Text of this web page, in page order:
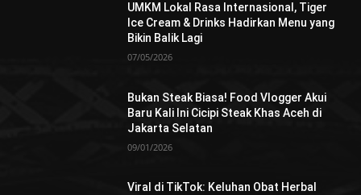
UMKM Lokal Rasa Internasional, Tiger
Ice Cream & Drinks Hadirkan Menu yang
Bikin Balik Lagi
07/05/2026
Bukan Steak Biasa! Food Vlogger Akui
Baru Kali Ini Cicipi Steak Khas Aceh di
Jakarta Selatan
09/01/2026
Viral di TikTok: Keluhan Obat Herbal